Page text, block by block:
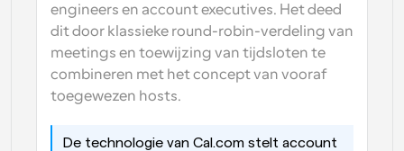
engineers en account executives. Het deed
dit door klassieke round-robin-verdeling van
meetings en toewijzing van tijdsloten te
combineren met het concept van vooraf
toegewezen hosts.
De technologie van Cal.com stelt account